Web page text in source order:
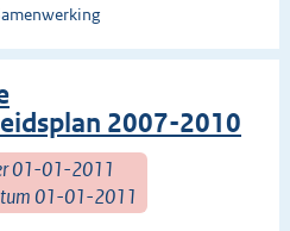
2007-2010
01-01-2011
01-01-2011